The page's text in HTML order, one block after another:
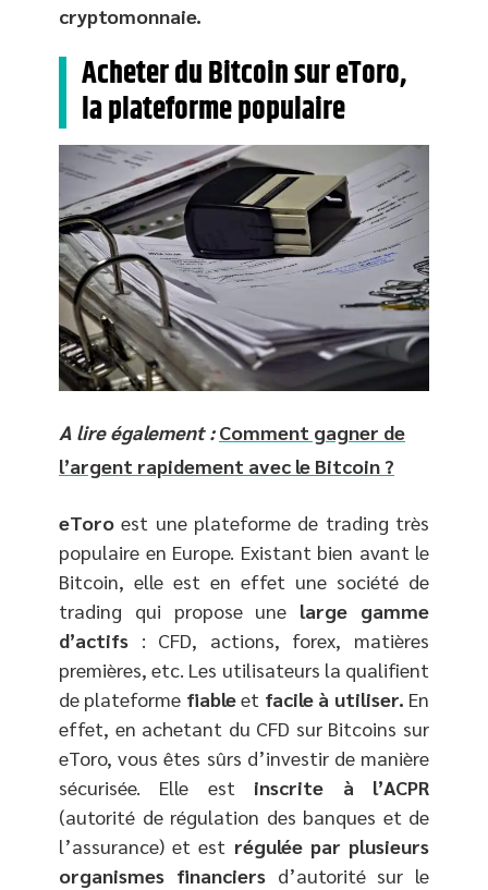
cryptomonnaie.
Acheter du Bitcoin sur eToro,
la plateforme populaire
A lire également : Comment gagner de
l’argent rapidement avec le Bitcoin ?
eToro est une plateforme de trading très
populaire en Europe. Existant bien avant le
Bitcoin, elle est en effet une société de
trading qui propose une large gamme
d’actifs : CFD, actions, forex, matières
premières, etc. Les utilisateurs la qualifient
de plateforme fiableet facile à utiliser. En
effet, en achetant du CFD sur Bitcoins sur
eToro, vous êtes sûrs d’investir de manière
sécurisée. Elle est inscrite à l’ACPR
(autorité de régulation des banques et de
l’assurance) et est régulée par plusieurs
organismes financiers d’autorité sur le